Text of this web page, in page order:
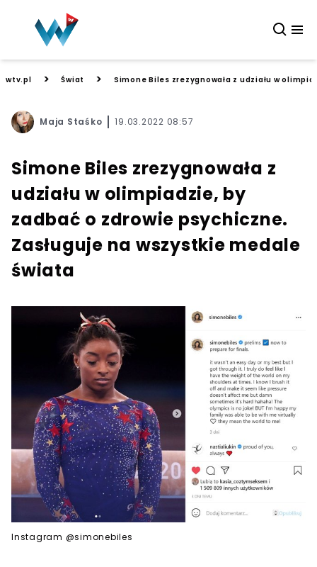
wtv.pl > Świat > Simone Biles zrezygnowała z udziału w
Maja Staśko 19.03.2022 08:57
Simone Biles zrezygnowała z
udziału w olimpiadzie, by
zadbać o zdrowie psychiczne.
Zasługuje na wszystkie medale
świata
Instagram @simonebiles